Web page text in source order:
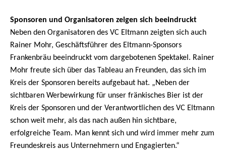
Sponsoren und Organisatoren zeigen sich beeindruckt
Neben den Organisatoren des VC Eltmann zeigten sich auch
Rainer Mohr, Geschäftsführer des Eltmann-Sponsors
Frankenbräu beeindruckt vom dargebotenen Spektakel. Rainer
Mohr freute sich über das Tableau an Freunden, das sich im
Kreis der Sponsoren bereits aufgebaut hat. „Neben der
sichtbaren Werbewirkung für unser fränkisches Bier ist der
Kreis der Sponsoren und der Verantwortlichen des VC Eltmann
schon weit mehr, als das nach außen hin sichtbare,
erfolgreiche Team. Man kennt sich und wird immer mehr zum
Freundeskreis aus Unternehmern und Engagierten.“